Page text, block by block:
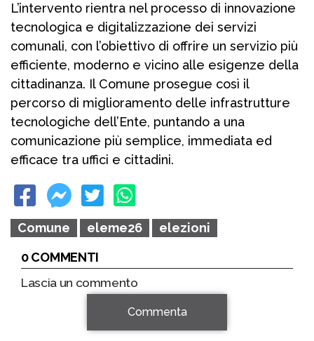
L’intervento rientra nel processo di innovazione
tecnologica e digitalizzazione dei servizi
comunali, con l’obiettivo di offrire un servizio più
efficiente, moderno e vicino alle esigenze della
cittadinanza. Il Comune prosegue così il
percorso di miglioramento delle infrastrutture
tecnologiche dell’Ente, puntando a una
comunicazione più semplice, immediata ed
efficace tra uffici e cittadini.
Comune eleme26
elezioni
0 COMMENTI
Lascia un commento
Commenta